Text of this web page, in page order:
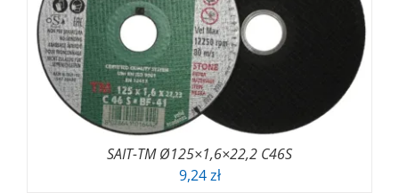
SAIT-TM Ø125×1,6×22,2 C46S
9,24zł